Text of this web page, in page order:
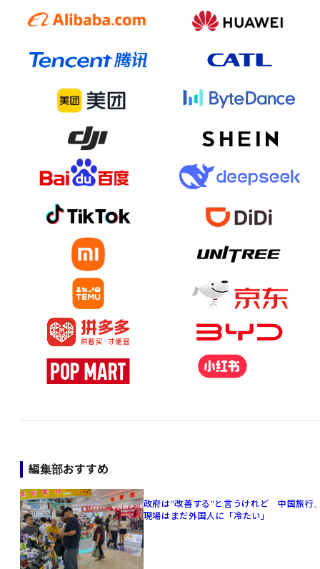
編集部おすすめ
政府は"改善する"と言うけれど 中国旅行
現場はまだ外国人に「冷たい」